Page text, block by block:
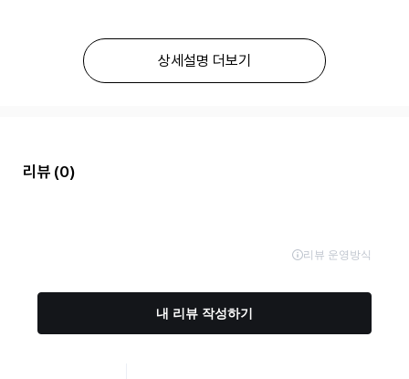
상세설명 더보기
리뷰 (0)